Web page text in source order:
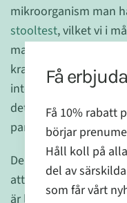
mikroorganism man
stooltest, vilket vi i
man har amöbor till
kraftigare än
inte amöbor det
det vanligaste efter
parasiter.
De goda nyheterna är
att få död på än en
är lite tålamod och
Få
Få 10% rabatt
börjar
Håll koll på
del av
som får vårt